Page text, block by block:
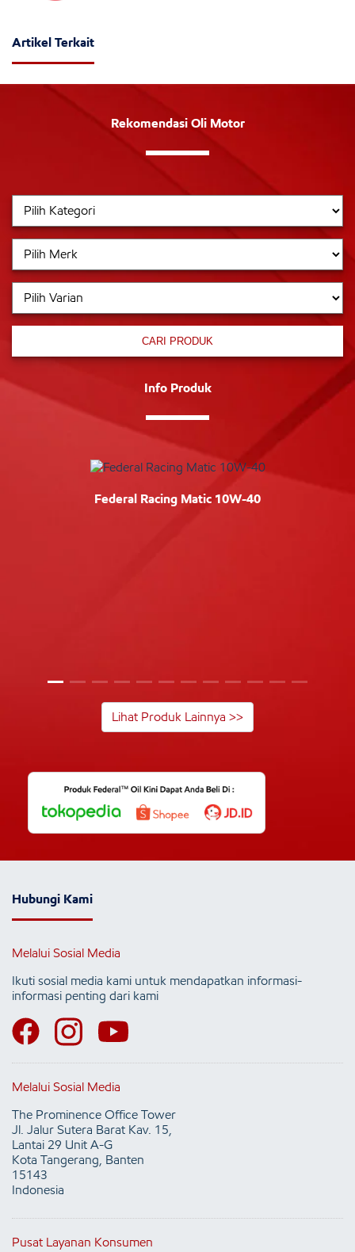
Artikel Terkait
Rekomendasi Oli Motor
CARI PRODUK
Info Produk
Federal Racing Matic 10W-40
Lihat Produk Lainnya >>
Hubungi Kami
Melalui Sosial Media
Ikuti sosial media kami untuk mendapatkan informasi-
informasi penting dari kami
Melalui Sosial Media
The Prominence Office Tower
Jl. Jalur Sutera Barat Kav. 15,
Lantai 29 Unit A-G
Kota Tangerang, Banten
15143
Indonesia
Pusat Layanan Konsumen